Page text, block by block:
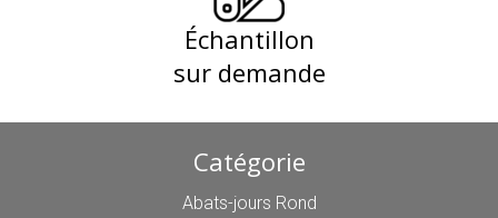
Échantillon
sur demande
Catégorie
Abats-jours Rond